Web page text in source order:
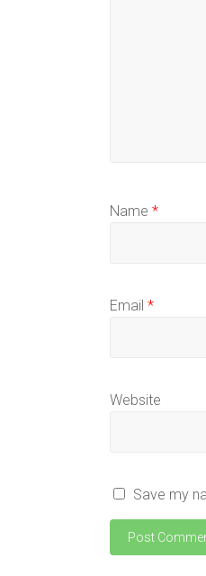
Name *
Email *
Website
Save my